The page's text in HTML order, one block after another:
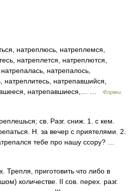
натреплюсь, натреплемся,
натреплется, натреплются,
натрепалось,
натреплитесь, натрепавшийся,
натрепавшиеся,… …
Формы
св. Разг. сниж. 1. с кем.
Н. за вечер с приятелями. 2.
тебе про нашу ссору? …
Трепля, приготовить что либо в
количестве. II сов. перех. разг.